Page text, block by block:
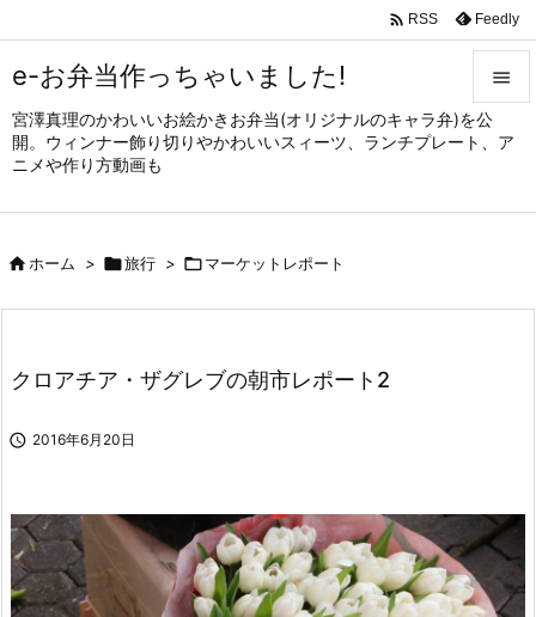
e-お弁当作っちゃいました!
宮澤真理のかわいいお絵かきお弁当(オリジナルのキャラ弁)を公
開。ウィンナー飾り切りやかわいいスィーツ、ランチプレート、ア
ニメや作り方動画も


メニュ
サイド

 RSS Feedly
ホーム > 旅行 > マーケットレポート
クロアチア・ザグレブの朝市レポート2
 2016年6月20日